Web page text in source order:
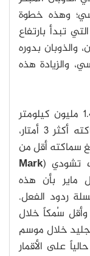
وهذه خطوة
تبدأ بارتفاع
والذوبان بدوره
والزيادة هذه
منذ عام 2000، فقد القطب الشمالي 1.4 مليون كيلومتر
مربع من الجليد القديم، الذي تبلغ سماكته أكثر 3 أمتار،
سماكته أقل من
Mark
ماير بأن هذه
ردود الفعل.
سُمكاً خلال
خلال موسم
على الأقمار